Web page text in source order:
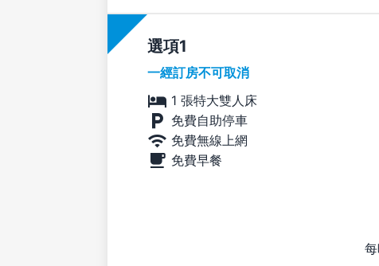
選項
一經訂房不可取消
1 張特大雙人床
免費自助停車
免費無線上網
免費早餐